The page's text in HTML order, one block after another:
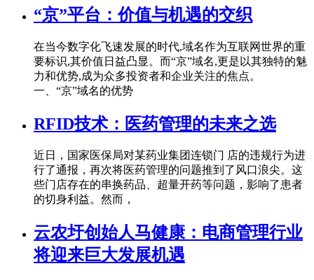
“京”平台：价值与机遇的交织
在当今数字化飞速发展的时代,域名作为互联网世界的重
要标识,其价值日益凸显。而“京”域名,更是以其独特的魅
力和优势,成为众多投资者和企业关注的焦点。
一、“京”域名的优势
RFID技术：医药管理的未来之选
近日，国家医保局对某药业集团连锁门 店的违规行为进
行了通报，再次将医药管理的问题推到了风口浪尖。这
些门店存在的串换药品、超量开药等问题，影响了患者
的切身利益。然而，
云农圩创始人马健康：电商管理行业
将迎来巨大发展机遇